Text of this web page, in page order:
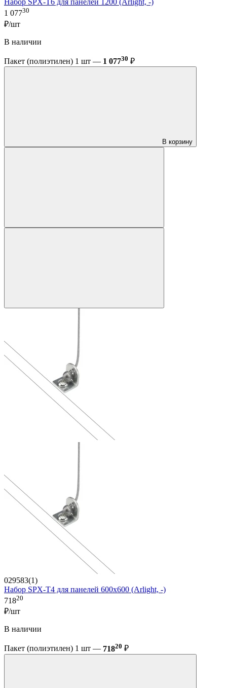
Набор SPX-T6 для панелей 1200 (Arlight, -)
1 07730
₽/шт
В наличии
Пакет (полиэтилен) 1 шт — 1 07730 ₽
В корзину
029583(1)
Набор SPX-T4 для панелей 600x600 (Arlight, -)
71820
₽/шт
В наличии
Пакет (полиэтилен) 1 шт — 71820 ₽